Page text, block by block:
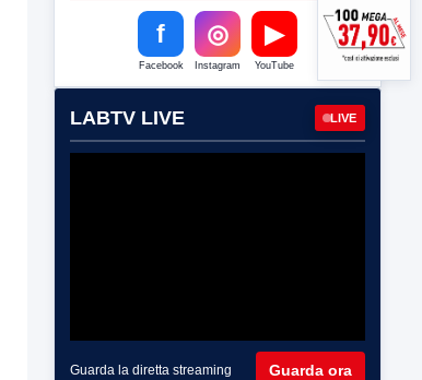
f
Facebook
◎
Instagram
▶
YouTube
LABTV LIVE LIVE
Guarda la diretta streaming Guarda ora